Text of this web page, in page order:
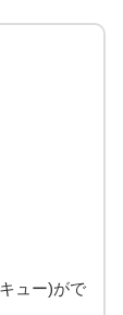
ュー)がで